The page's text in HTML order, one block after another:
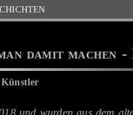
damit machen -
und wurden aus dem